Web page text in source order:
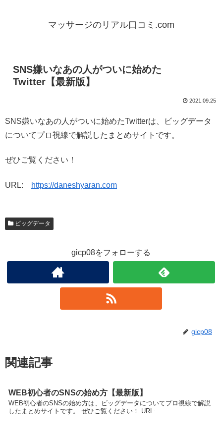
マッサージのリアル口コミ.com
SNS嫌いなあの人がついに始めた
Twitter【最新版】
2021.09.25
SNS嫌いなあの人がついに始めたTwitterは、ビッグデータ
についてプロ視線で解説したまとめサイトです。
ぜひご覧ください！
URL: https://daneshyaran.com
ビッグデータ
gicp08をフォローする
gicp08
関連記事
WEB初心者のSNSの始め方【最新版】
WEB初心者のSNSの始め方は、ビッグデータについてプロ視線で解説
したまとめサイトです。 ぜひご覧ください！ URL: